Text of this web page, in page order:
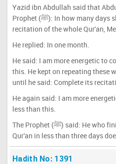
Yazid ibn Abdullah said that
Prophet (ﷺ): In how many days should I complete the
recitation of the whole Qur'an,
He replied: In one month.
He said: I am more energetic to
this. He kept on repeating these
until he said: Complete its
He again said: I am more
less than this.
The Prophet (ﷺ) said: He who finishes the recitation of the
Qur'an in less than three days
Hadith No: 1391